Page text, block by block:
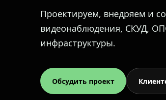
Проектируем, внедряем и
видеонаблюдения, СКУД,
инфраструктуры.
Обсудить проект